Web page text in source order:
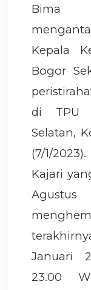
Bima
Kepala
Bogor
di TPU
Selatan,
(7/1/2023).
Kajari
Januari
23.00